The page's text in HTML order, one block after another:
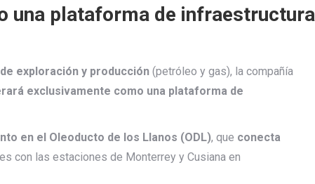
una plataforma de infraestructura
exploración y producción (petróleo y gas), la compañía
exclusivamente como una plataforma de
en el Oleoducto de los Llanos (ODL), que conecta
con las estaciones de Monterrey y Cusiana en